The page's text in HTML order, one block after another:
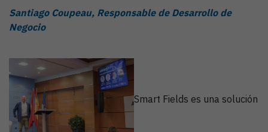
Santiago Coupeau, Responsable de Desarrollo de
Negocio
Smart Fields es una solución